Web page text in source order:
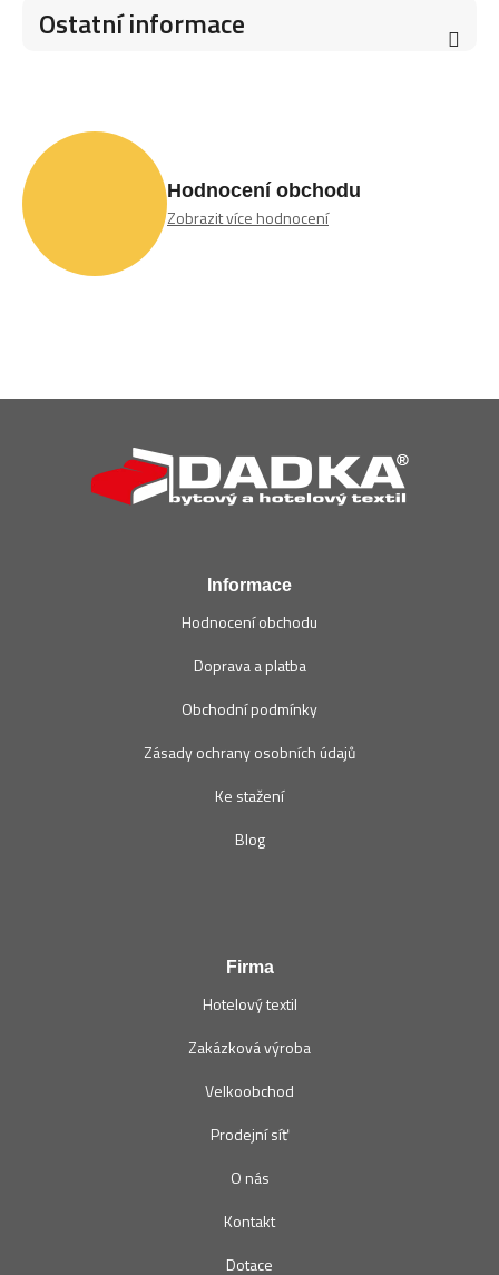
Ostatní informace
Hodnocení obchodu
Zobrazit více hodnocení
Informace
Hodnocení obchodu
Doprava a platba
Obchodní podmínky
Zásady ochrany osobních údajů
Ke stažení
Blog
Firma
Hotelový textil
Zakázková výroba
Velkoobchod
Prodejní síť
O nás
Kontakt
Dotace